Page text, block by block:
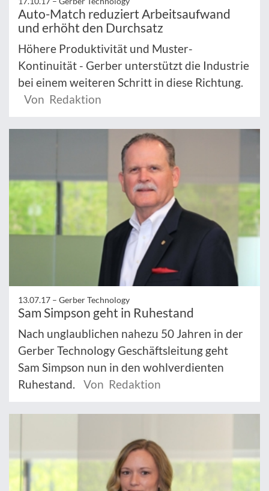
Auto-Match reduziert Arbeitsaufwand
und erhöht den Durchsatz
Höhere Produktivität und Muster-
Kontinuität - Gerber unterstützt die Industrie
bei einem weiteren Schritt in diese Richtung.
Von Redaktion
13.07.17 – Gerber Technology
Sam Simpson geht in Ruhestand
Nach unglaublichen nahezu 50 Jahren in der
Gerber Technology Geschäftsleitung geht
Sam Simpson nun in den wohlverdienten
Ruhestand.
Von Redaktion